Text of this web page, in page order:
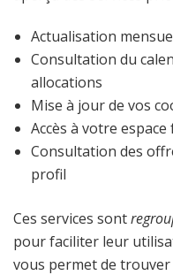
Actualisation
Consultation du
allocations
Mise à jour de vos
Accès à votre
Consultation des
profil
Ces services sont
pour faciliter leur
vous permet de